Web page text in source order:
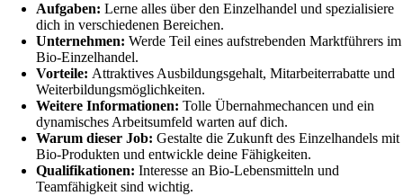
Aufgaben: Lerne alles über den Einzelhandel und spezialisiere
dich in verschiedenen Bereichen.
Unternehmen: Werde Teil eines aufstrebenden Marktführers im
Bio-Einzelhandel.
Vorteile: Attraktives Ausbildungsgehalt, Mitarbeiterrabatte und
Weiterbildungsmöglichkeiten.
Weitere Informationen: Tolle Übernahmechancen und ein
dynamisches Arbeitsumfeld warten auf dich.
Warum dieser Job: Gestalte die Zukunft des Einzelhandels mit
Bio-Produkten und entwickle deine Fähigkeiten.
Qualifikationen: Interesse an Bio-Lebensmitteln und
Teamfähigkeit sind wichtig.